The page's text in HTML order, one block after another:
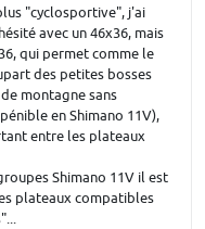
"cyclosportive", j'ai
avec un 46x36, mais
qui permet comme le
des petites bosses
montagne sans
en Shimano 11V),
entre les plateaux
Shimano 11V il est
plateaux compatibles